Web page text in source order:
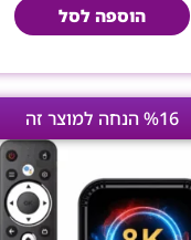
הוספה לסל
%16 הנחה למוצר זה
המחיר
המקורי
₪298.00.